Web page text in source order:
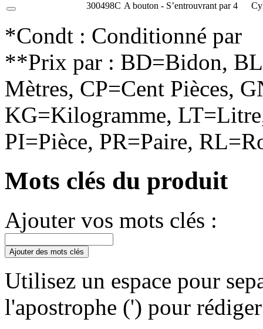
300498C A bouton - S’entrouvrant par 4
*Condt : Conditionné par
**Prix par : BD=Bidon,
Mètres, CP=Cent Pièces,
KG=Kilogramme,
PI=Pièce, PR=Paire,
Mots clés du produit
Ajouter vos mots clés :
Ajouter des mots clés
Utilisez un espace pour
l'apostrophe (') pour